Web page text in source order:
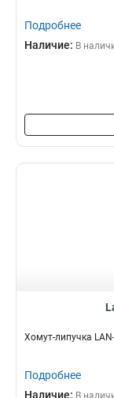
Подробнее
Наличие: В
Хомут-липучка
Подробнее
Наличие: В